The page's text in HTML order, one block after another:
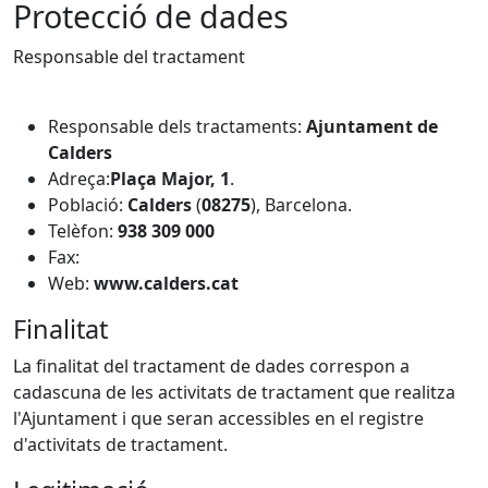
Protecció de dades
Responsable del tractament
Responsable dels tractaments: Ajuntament de
Calders
Adreça:Plaça Major, 1.
Població: Calders(08275), Barcelona.
Telèfon: 938 309 000
Fax:
Web: www.calders.cat
Finalitat
La finalitat del tractament de dades correspon a
cadascuna de les activitats de tractament que realitza
l'Ajuntament i que seran accessibles en el registre
d'activitats de tractament.